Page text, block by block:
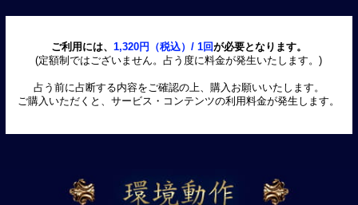
ご利用には、 1,320円（税込）/ 1回が必要となります。
(定額制ではございません。占う度に料金が発生いたします。)
占う前に占断する内容をご確認の上、購入お願いいたします。
ご購入いただくと、サービス・コンテンツの利用料金が発生します。